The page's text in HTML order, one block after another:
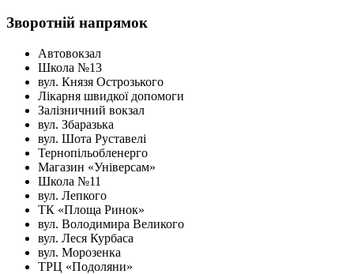
Зворотній напрямок
Автовокзал
Школа №13
вул. Князя Острозького
Лікарня швидкої допомоги
Залізничний вокзал
вул. Збаразька
вул. Шота Руставелі
Тернопільобленерго
Магазин «Універсам»
Школа №11
вул. Лепкого
ТК «Площа Ринок»
вул. Володимира Великого
вул. Леся Курбаса
вул. Морозенка
ТРЦ «Подоляни»